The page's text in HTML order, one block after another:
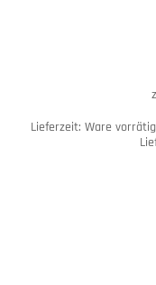
Lieferzeit: Ware